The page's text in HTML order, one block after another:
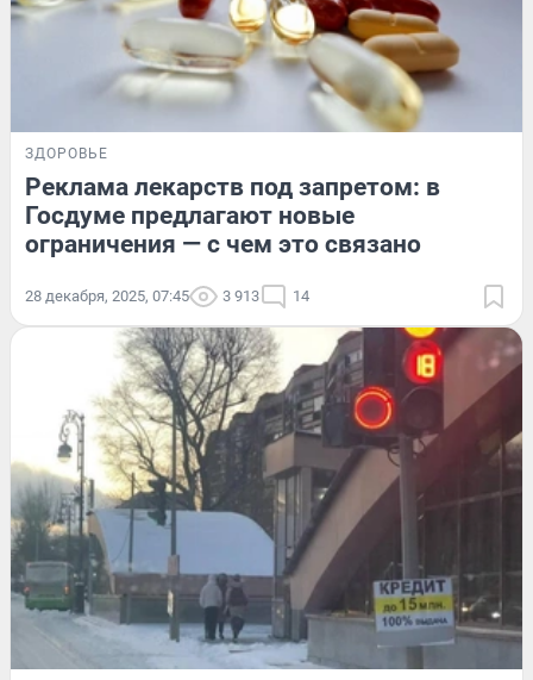
ЗДОРОВЬЕ
Реклама лекарств под запретом: в
Госдуме предлагают новые
ограничения — с чем это связано
28 декабря, 2025, 07:45 3 913 14